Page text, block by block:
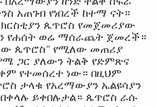
አጠገብ የነበረች ከተማ ናት።
ጴጥሮስ የመጀመሪያው
የሐሰት ወሬ ማሰራጨት ጀመረች።
ጴጥሮስ" የሚለው መጠሪያ
ጋር ያለውን ትልቅ የድምጽና
የተመሰረተ ነው። በዚህም
ታላቁ የአረማውያን ኤልዩሳያን
ይቀበሉታል። ጴጥሮስ ራሱ